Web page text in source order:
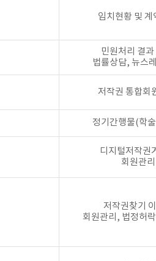
임치현황 및 계
민원처리 결
법률상담, 뉴스
저작권 통합회
정기간행물(학
디지털저작권
회원관리
저작권찾기
회원관리, 법정허